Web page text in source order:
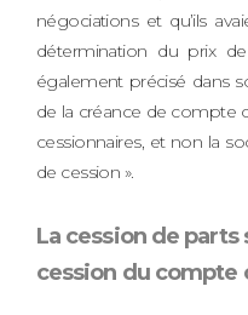
négociations et qu’ils
détermination du prix
également précisé dans
de la créance de compte
cessionnaires, et non la
de cession ».
La cession de parts
cession du compte